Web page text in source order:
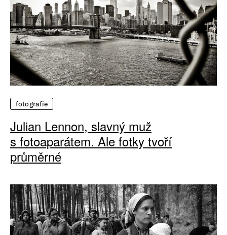
fotografie
Julian Lennon, slavný muž
s fotoaparátem. Ale fotky tvoří
průměrné